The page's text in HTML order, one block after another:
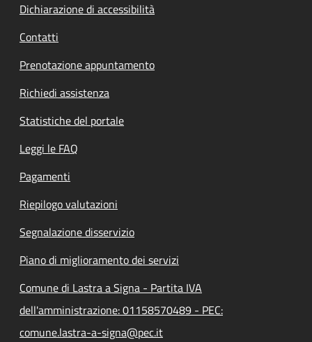
Dichiarazione di accessibilità
Contatti
Prenotazione appuntamento
Richiedi assistenza
Statistiche del portale
Leggi le FAQ
Pagamenti
Riepilogo valutazioni
Segnalazione disservizio
Piano di miglioramento dei servizi
Comune di Lastra a Signa - Partita IVA
dell'amministrazione: 01158570489 - PEC:
comune.lastra-a-signa@pec.it